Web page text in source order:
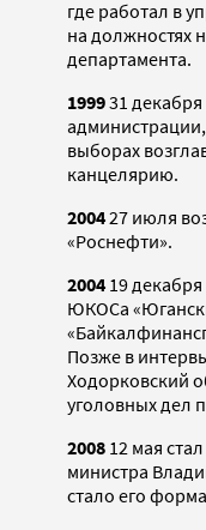
где работал в
на должностях
департамента.
199931
выборах
канцелярию.
200427 июля
«Роснефти».
2004 19
ЮКОСа
Позже в
Ходорковский
уголовных дел
2008 12 мая
министра
стало его